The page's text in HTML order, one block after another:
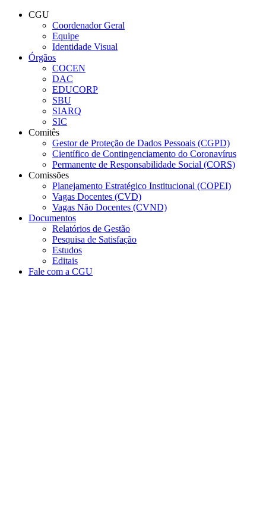
Conteúdo principal
CGU
Coordenador Geral
Equipe
Identidade Visual
Órgãos
COCEN
DAC
EDUCORP
SBU
SIARQ
SIC
Comitês
Gestor de Proteção de Dados Pessoais (CGPD)
Científico de Contingenciamento do Coronavírus
Permanente de Responsabilidade Social (CORS)
Comissões
Planejamento Estratégico Institucional (COPEI)
Vagas Docentes (CVD)
Vagas Não Docentes (CVND)
Documentos
Relatórios de Gestão
Pesquisa de Satisfação
Estudos
Editais
Fale com a CGU